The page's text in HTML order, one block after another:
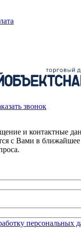
звонок
и контактные
с Вами в ближайшее
персональных